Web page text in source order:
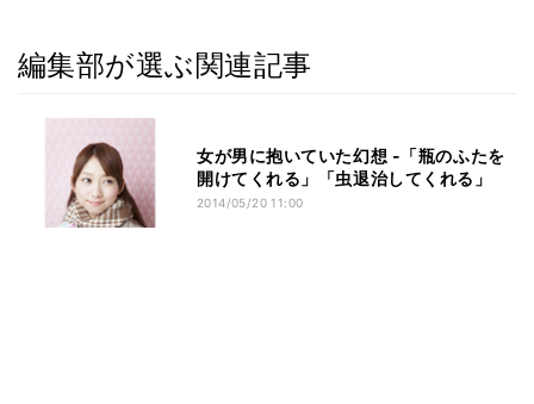
編集部が選ぶ関連記事
女が男に抱いていた幻想 -「瓶のふたを
開けてくれる」「虫退治してくれる」
2014/05/20 11:00